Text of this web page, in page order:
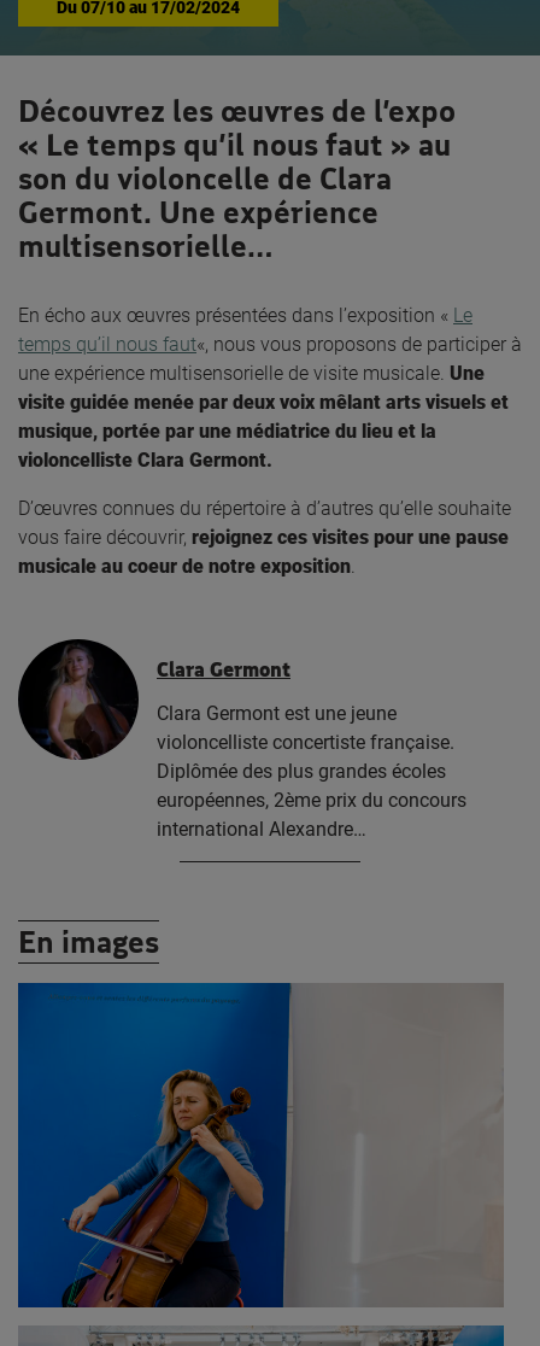
Du07/10au 17/02/2024
Découvrez les œuvres de l’expo
« Le temps qu’il nous faut » au
son du violoncelle de Clara
Germont. Une expérience
multisensorielle…
En écho aux œuvres présentées dans l’exposition « Le
temps qu’il nous faut«, nous vous proposons de participer à
une expérience multisensorielle de visite musicale. Une
visite guidée menée par deux voix mêlant arts visuels et
musique, portée par une médiatrice du lieu et la
violoncelliste Clara Germont.
D’œuvres connues du répertoire à d’autres qu’elle souhaite
vous faire découvrir, rejoignez ces visites pour une pause
musicale au coeur de notre exposition.
Clara Germont
Clara Germont est une jeune
violoncelliste concertiste française.
Diplômée des plus grandes écoles
européennes, 2ème prix du concours
international Alexandre…
En images